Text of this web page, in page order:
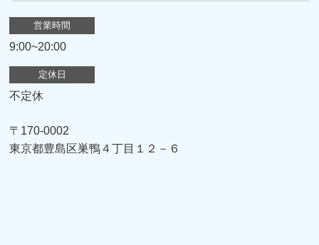
営業時間
9:00~20:00
定休日
不定休
〒170-0002
東京都豊島区巣鴨４丁目１２－６